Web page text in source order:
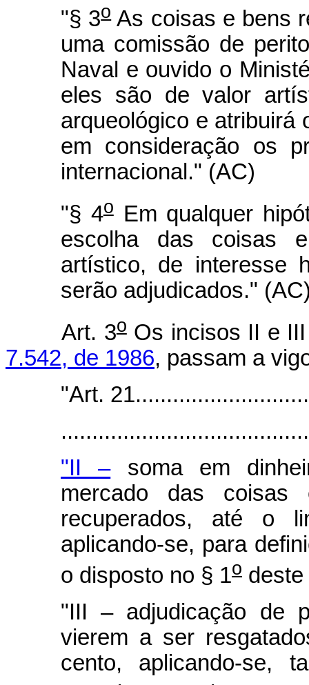
"§ 3oAs coisas e bens
uma comissão de
Naval e ouvido o
eles são de valor
arqueológico e atribuirá
em consideração os
internacional." (AC)
"§ 4oEm qualquer
escolha das coisas
artístico, de interesse
serão adjudicados."
Art. 3oOs incisos II e
7.542, de 1986, passam a
"Art.
"II –soma em
mercado das
recuperados, até o
aplicando-se, para
o disposto no § 1o
"III – adjudicação de
vierem a ser
cento, aplicando-se,